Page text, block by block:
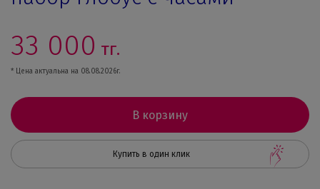
33 000 тг.
* Цена актуальна на 08.08.2026г.
В корзину
Купить в один клик